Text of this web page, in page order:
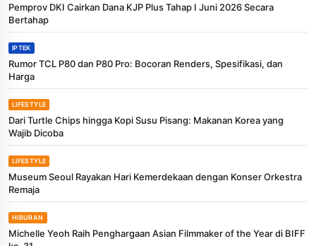
Pemprov DKI Cairkan Dana KJP Plus Tahap I Juni 2026 Secara
Bertahap
IPTEK
Rumor TCL P80 dan P80 Pro: Bocoran Renders, Spesifikasi, dan
Harga
LIFESTYLE
Dari Turtle Chips hingga Kopi Susu Pisang: Makanan Korea yang
Wajib Dicoba
LIFESTYLE
Museum Seoul Rayakan Hari Kemerdekaan dengan Konser Orkestra
Remaja
HIBURAN
Michelle Yeoh Raih Penghargaan Asian Filmmaker of the Year di BIFF